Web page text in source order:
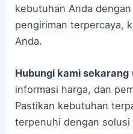
kebutuhan Anda
pengiriman terpercaya,
Anda.
Hubungi kami sekarang
informasi harga, dan
Pastikan kebutuhan
terpenuhi dengan